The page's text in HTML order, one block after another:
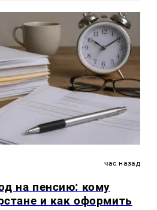
час назад
на пенсию: кому
и как оформить